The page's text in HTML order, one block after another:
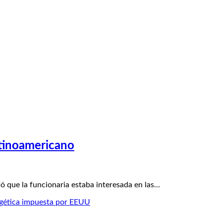
que la funcionaria estaba interesada en las…